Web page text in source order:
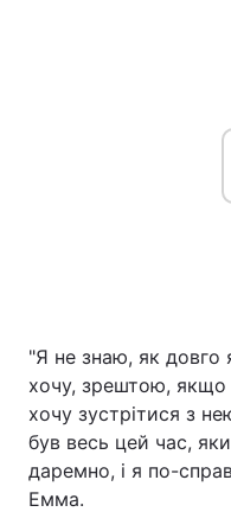
"Я не знаю, як довго
хочу, зрештою, якщо
хочу зустрітися з
був весь цей час,
даремно, і я по-
Емма.